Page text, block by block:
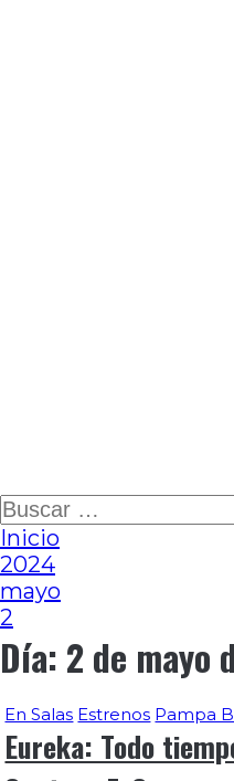
Ir
al
contenido
Buscar:
Inicio
2024
mayo
2
Día: 2 de mayo
En Salas Estrenos Pampa
Eureka: Todo